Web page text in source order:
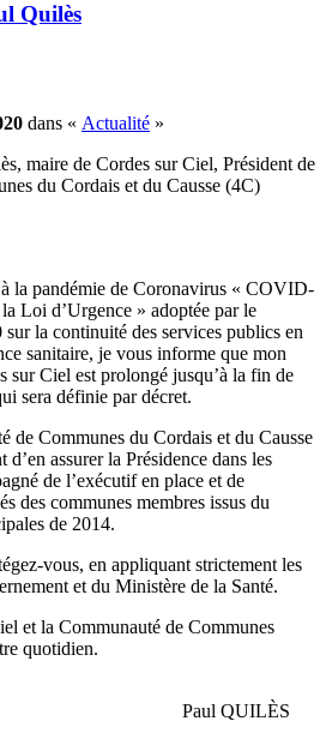
Quilès
dans « Actualité »
maire de Cordes sur Ciel, Président de
du Cordais et du Causse (4C)
la pandémie de Coronavirus « COVID-
Loi d’Urgence » adoptée par le
la continuité des services publics en
sanitaire, je vous informe que mon
sur Ciel est prolongé jusqu’à la fin de
sera définie par décret.
de Communes du Cordais et du Causse
assurer la Présidence dans les
de l’exécutif en place et de
des communes membres issus du
de 2014.
vous, en appliquant strictement les
et du Ministère de la Santé.
et la Communauté de Communes
quotidien.